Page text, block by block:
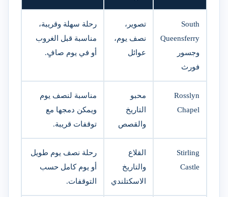
South
Queensferry
وجسور
فورث
تصوير،
نصف يوم،
عوائل
رحلة سهلة وقريبة،
مناسبة قبل الغروب
أو في يوم صافٍ.
Rosslyn
Chapel
محبو
التاريخ
والقصص
مناسبة لنصف يوم
ويمكن دمجها مع
توقفات قريبة.
Stirling
Castle
القلاع
والتاريخ
الاسكتلندي
رحلة نصف يوم طويل
أو يوم كامل حسب
التوقفات.